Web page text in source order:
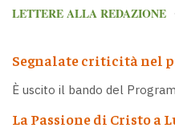
LETTERE ALLA REDAZIONE
Segnalate criticità nel
È uscito il bando del
La Passione di Cristo a